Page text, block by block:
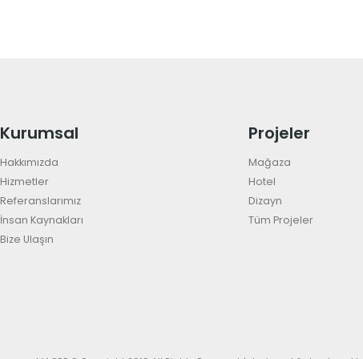
Kurumsal
Hakkımızda
Hizmetler
Referanslarımız
İnsan Kaynakları
Bize Ulaşın
Projeler
Mağaza
Hotel
Dizayn
Tüm Projeler